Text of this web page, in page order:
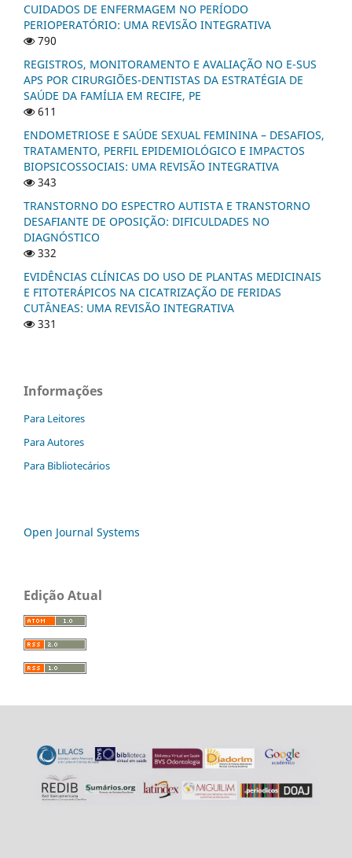
CUIDADOS DE ENFERMAGEM NO PERÍODO
PERIOPERATÓRIO: UMA REVISÃO INTEGRATIVA
790
REGISTROS, MONITORAMENTO E AVALIAÇÃO NO E-SUS
APS POR CIRURGIÕES-DENTISTAS DA ESTRATÉGIA DE
SAÚDE DA FAMÍLIA EM RECIFE, PE
611
ENDOMETRIOSE E SAÚDE SEXUAL FEMININA – DESAFIOS,
TRATAMENTO, PERFIL EPIDEMIOLÓGICO E IMPACTOS
BIOPSICOSSOCIAIS: UMA REVISÃO INTEGRATIVA
343
TRANSTORNO DO ESPECTRO AUTISTA E TRANSTORNO
DESAFIANTE DE OPOSIÇÃO: DIFICULDADES NO
DIAGNÓSTICO
332
EVIDÊNCIAS CLÍNICAS DO USO DE PLANTAS MEDICINAIS
E FITOTERÁPICOS NA CICATRIZAÇÃO DE FERIDAS
CUTÂNEAS: UMA REVISÃO INTEGRATIVA
331
Informações
Para Leitores
Para Autores
Para Bibliotecários
Open Journal Systems
Edição Atual